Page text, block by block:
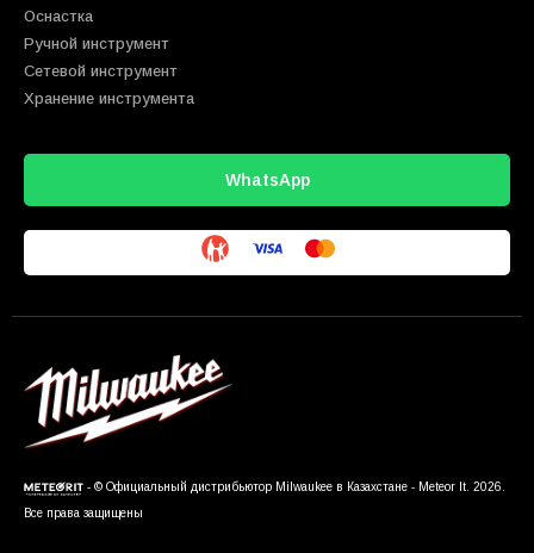
Оснастка
Ручной инструмент
Сетевой инструмент
Хранение инструмента
WhatsApp
- © Официальный дистрибьютор Milwaukee в Казахстане - Meteor It. 2026.
Все права защищены